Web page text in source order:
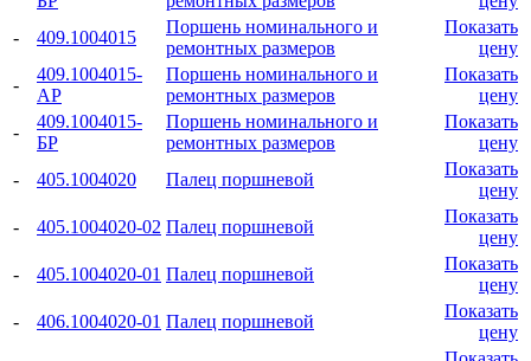
-
409.1004015
Поршень номинального и
ремонтных размеров
Показать
цену
-
409.1004015-
АР
Поршень номинального и
ремонтных размеров
Показать
цену
-
409.1004015-
БР
Поршень номинального и
ремонтных размеров
Показать
цену
-
405.1004020 Палец поршневой
Показать
цену
-
405.1004020-02 Палец поршневой
Показать
цену
-
405.1004020-01 Палец поршневой
Показать
цену
-
406.1004020-01 Палец поршневой
Показать
цену